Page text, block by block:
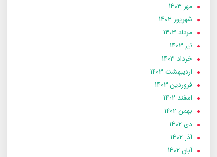
مهر 1403
شهریور 1403
مرداد 1403
تير 1403
خرداد 1403
ارديبهشت 1403
فروردین 1403
اسفند 1402
بهمن 1402
دی 1402
آذر 1402
آبان 1402